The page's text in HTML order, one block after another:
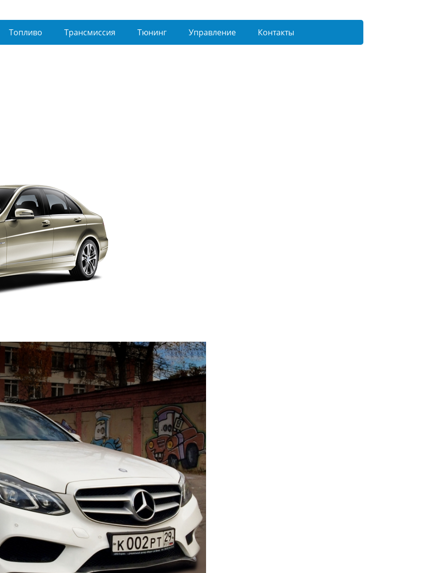
Топливо Трансмиссия Тюнинг Управление Контакты